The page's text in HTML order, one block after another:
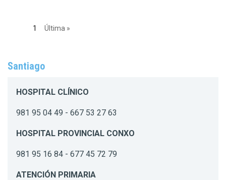
1 Última »
Santiago
HOSPITAL CLÍNICO
981 95 04 49 - 667 53 27 63
HOSPITAL PROVINCIAL CONXO
981 95 16 84 - 677 45 72 79
ATENCIÓN PRIMARIA